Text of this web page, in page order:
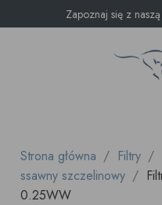
Zapoznaj się z
Strona główna Filtry
ssawny szczelinowy
0.25WW